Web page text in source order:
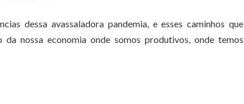
dessa avassaladora pandemia, e esses caminhos que
nossa economia onde somos produtivos, onde temos